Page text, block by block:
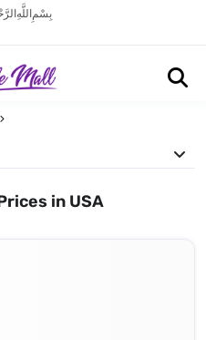
بِسْمِ اللَّهِ
in USA